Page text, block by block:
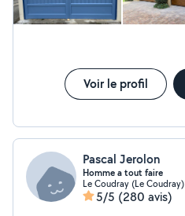
Voir le profil
Pascal Jerolon
Homme a tout faire
Le Coudray (Le Coudray)
5/5 (280 avis)